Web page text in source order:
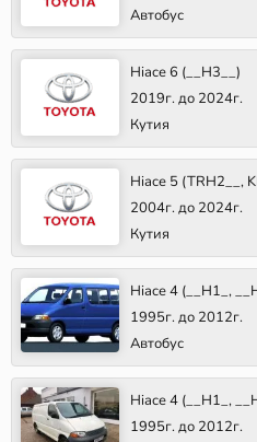
Автобус
Hiace 6 (__H3__)
2019г. до 2024г.
Кутия
Hiace 5 (TRH2__,
2004г. до 2024г.
Кутия
Hiace 4 (__H1_,
1995г. до 2012г.
Автобус
Hiace 4 (__H1_,
1995г. до 2012г.